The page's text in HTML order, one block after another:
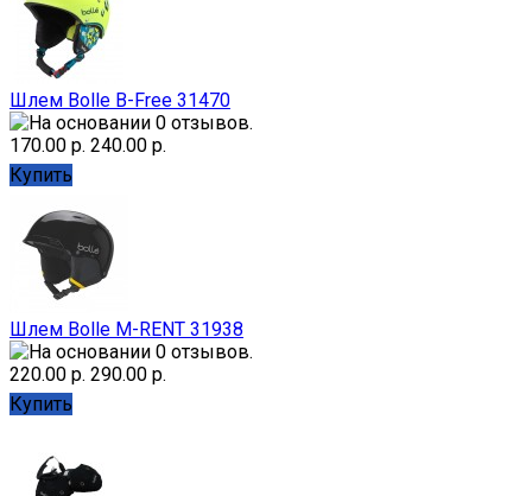
Шлем Bolle B-Free 31470
170.00 р. 240.00 р.
Купить
Шлем Bolle M-RENT 31938
220.00 р. 290.00 р.
Купить